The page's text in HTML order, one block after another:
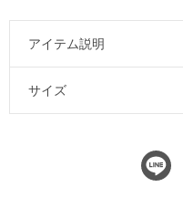
アイテム説明
サイズ